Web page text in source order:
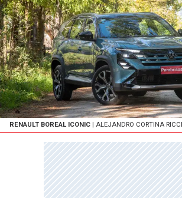
RENAULT BOREAL ICONIC | ALEJANDRO CORTINA RICCI